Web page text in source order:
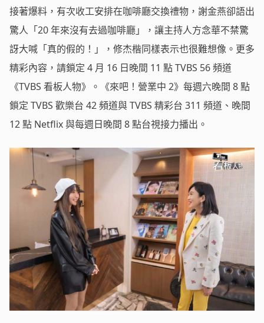
接著爆料，有次收工安排在咖啡廳交換禮物，謝金燕卻語出
驚人「20 年來沒有去過咖啡廳」，讓主持人方念華不禁驚
訝大喊「真的假的！」，修杰楷同樣表示也很難想像。更多
精彩內容，請鎖定 4 月 16 日晚間 11 點 TVBS 56 頻道
《TVBS 看板人物》。《來吧！營業中 2》每週六晚間 8 點
鎖定 TVBS 歡樂台 42 頻道與 TVBS 精彩台 311 頻道、晚間
12 點 Netflix 與每週日晚間 8 點台視接力播出。